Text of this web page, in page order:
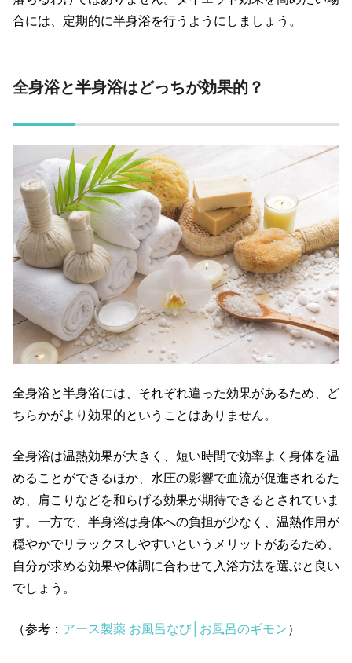
合には、定期的に半身浴を行うようにしましょう。
全身浴と半身浴はどっちが効果的？
全身浴と半身浴には、それぞれ違った効果があるため、ど
ちらかがより効果的ということはありません。
全身浴は温熱効果が大きく、短い時間で効率よく身体を温
めることができるほか、水圧の影響で血流が促進されるた
め、肩こりなどを和らげる効果が期待できるとされていま
す。一方で、半身浴は身体への負担が少なく、温熱作用が
穏やかでリラックスしやすいというメリットがあるため、
自分が求める効果や体調に合わせて入浴方法を選ぶと良い
でしょう。
（参考： アース製薬 お風呂なび│お風呂のギモン）